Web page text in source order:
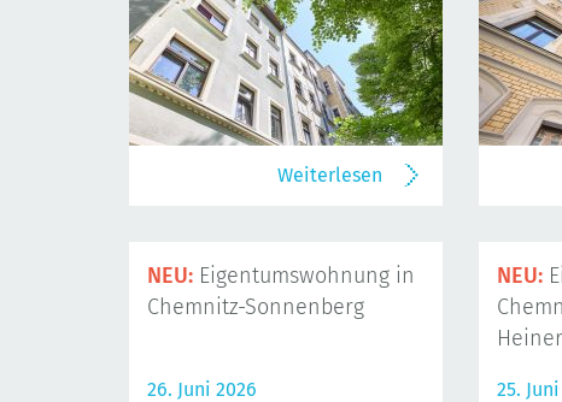
Weiterlesen
NEU: Eigentumswohnung in
Chemnitz-Sonnenberg
26. Juni 2026
NEU:
25.